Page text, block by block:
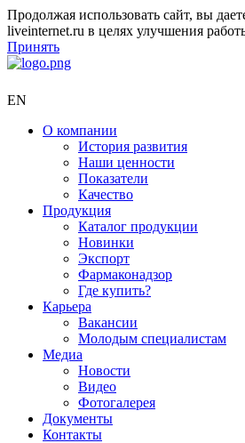
Продолжая использовать сайт, вы
liveinternet.ru в целях улучшения
Принять
EN
О компании
История развития
Наши ценности
Показатели
Качество
Продукция
Каталог продукции
Новинки
Экспорт
Фармаконадзор
Где купить?
Карьера
Вакансии
Молодым специалистам
Медиа
Новости
Видео
Фотогалерея
Документы
Контакты